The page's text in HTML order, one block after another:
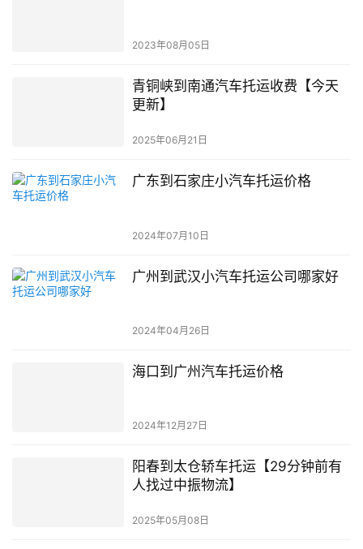
2023年08月05日
青铜峡到南通汽车托运收费【今天
更新】
2025年06月21日
广东到石家庄小汽车托运价格
2024年07月10日
广州到武汉小汽车托运公司哪家好
2024年04月26日
海口到广州汽车托运价格
2024年12月27日
阳春到太仓轿车托运【29分钟前有
人找过中振物流】
2025年05月08日